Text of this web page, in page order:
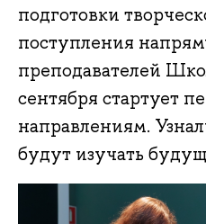
подготовки
поступления
преподавателей
сентября стартует
направлениям.
будут изучать